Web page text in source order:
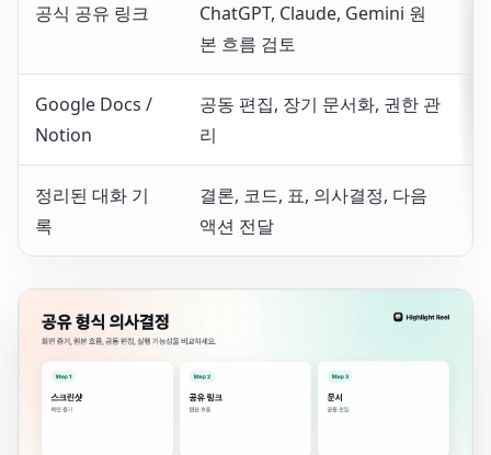
공식 공유 링크
ChatGPT, Claude, Gemini 원
본 흐름 검토
Google Docs /
Notion
공동 편집, 장기 문서화, 권한 관
리
정리된 대화 기
록
결론, 코드, 표, 의사결정, 다음
액션 전달